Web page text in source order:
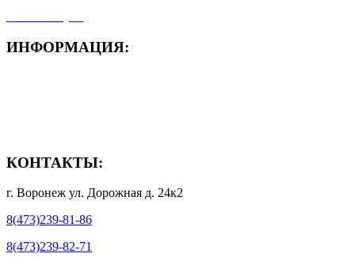
ИНФОРМАЦИЯ:
КОНТАКТЫ:
г. Воронеж ул. Дорожная д. 24к2
8(473)239-81-86
8(473)239-82-71